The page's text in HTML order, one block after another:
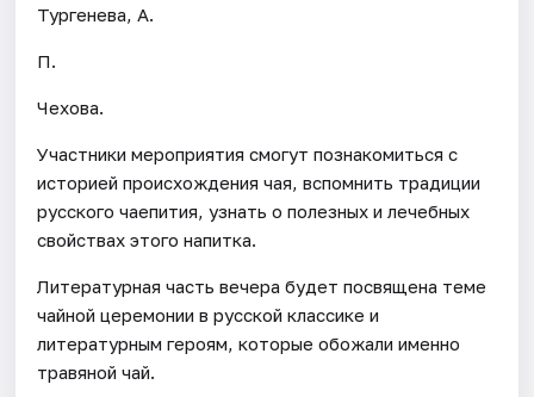
Тургенева, А.
П.
Чехова.
Участники мероприятия смогут познакомиться с
историей происхождения чая, вспомнить традиции
русского чаепития, узнать о полезных и лечебных
свойствах этого напитка.
Литературная часть вечера будет посвящена теме
чайной церемонии в русской классике и
литературным героям, которые обожали именно
травяной чай.